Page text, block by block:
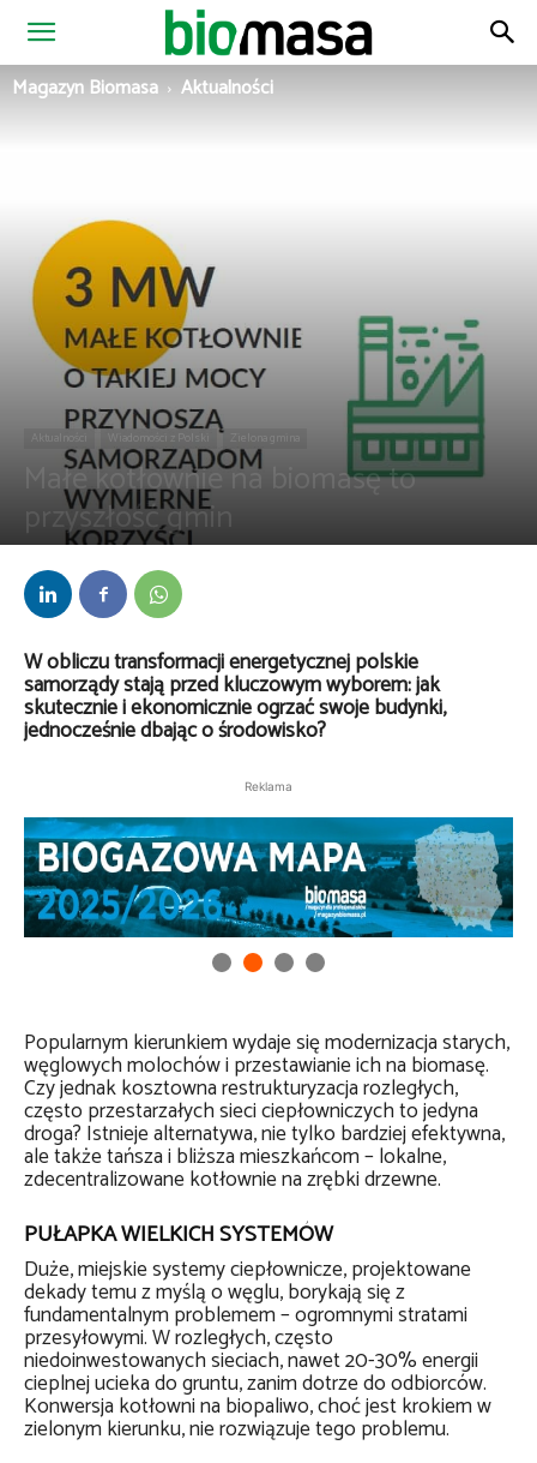
Magazyn
Magazyn Biomasa Aktualności
Aktualności Wiadomości z Polski Zielona gmina
Małe kotłownie na biomasę to
przyszłość gmin
W obliczu transformacji energetycznej polskie
samorządy stają przed kluczowym wyborem: jak
skutecznie i ekonomicznie ogrzać swoje budynki,
jednocześnie dbając o środowisko?
Reklama
Popularnym kierunkiem wydaje się modernizacja starych,
węglowych molochów i przestawianie ich na biomasę.
Czy jednak kosztowna restrukturyzacja rozległych,
często przestarzałych sieci ciepłowniczych to jedyna
droga? Istnieje alternatywa, nie tylko bardziej efektywna,
ale także tańsza i bliższa mieszkańcom – lokalne,
zdecentralizowane kotłownie na zrębki drzewne.
PUŁAPKA WIELKICH SYSTEMÓW
Duże, miejskie systemy ciepłownicze, projektowane
dekady temu z myślą o węglu, borykają się z
fundamentalnym problemem – ogromnymi stratami
przesyłowymi. W rozległych, często
niedoinwestowanych sieciach, nawet 20-30% energii
cieplnej ucieka do gruntu, zanim dotrze do odbiorców.
Konwersja kotłowni na biopaliwo, choć jest krokiem w
zielonym kierunku, nie rozwiązuje tego problemu.